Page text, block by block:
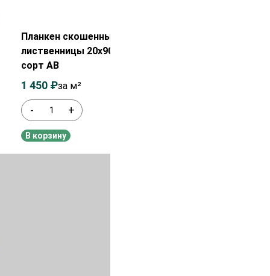
Планкен скошенный из
лиственницы 20х90х2500 мм
сорт АВ
- +
1 450 ₽за м²
В корзину